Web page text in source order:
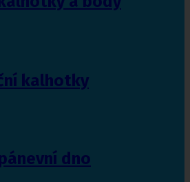
kalhotky
dno